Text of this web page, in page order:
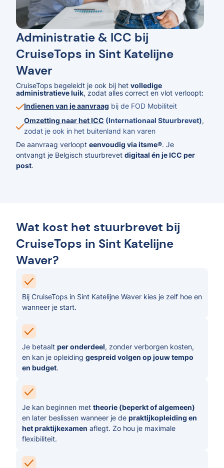
Administratie & ICC bij
CruiseTops in Sint Katelijne
Waver
CruiseTops begeleidt je ook bij het volledige
administratieve luik, zodat alles correct en vlot verloopt:
Indienen van je aanvraag bij de FOD Mobiliteit
Omzetting naar het ICC (Internationaal Stuurbrevet),
zodat je ook in het buitenland kan varen
De aanvraag verloopt eenvoudig via itsme®. Je
ontvangt je Belgisch stuurbrevet digitaal én je ICC per
post.
Wat kost het stuurbrevet bij
CruiseTops in Sint Katelijne
Waver?
Bij CruiseTops in Sint Katelijne Waver kies je zelf hoe en
wanneer je start.
Je betaalt per onderdeel, zonder verborgen kosten,
en kan je opleiding gespreid volgen op jouw tempo
en budget.
Je kan beginnen met theorie (beperkt of algemeen)
en later beslissen wanneer je de praktijkopleiding en
het praktijkexamen aflegt. Zo hou je maximale
flexibiliteit.